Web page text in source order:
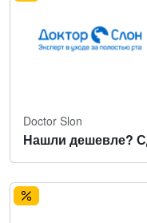
Doctor Slon
Нашли дешевле?